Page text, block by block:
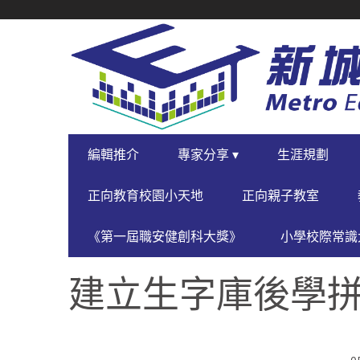
NAVIGATION
PRIMARY
NAVIGATION
編輯推介 專家分享 ▾ 生涯規劃
正向教育校園小天地 正向親子教室
《第一屆職安健創科大獎》 小學校際常
建立生字庫後學